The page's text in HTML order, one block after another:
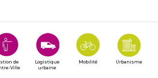
de
Ville
Logistique
urbaine
Mobilité Urbanisme